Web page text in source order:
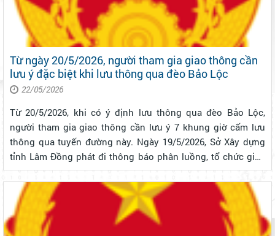
Từ ngày 20/5/2026, người tham gia giao thông cần
lưu ý đặc biệt khi lưu thông qua đèo Bảo Lộc
22/05/2026
Từ 20/5/2026, khi có ý định lưu thông qua đèo Bảo Lộc,
người tham gia giao thông cần lưu ý 7 khung giờ cấm lưu
thông qua tuyến đường này. Ngày 19/5/2026, Sở Xây dựng
tỉnh Lâm Đồng phát đi thông báo phân luồng, tổ chức giao
thông đoạn Km104+063 – Km104+163, Km105+710 –
Km105+790 Quốc lộ 20 (đèo Bảo ...